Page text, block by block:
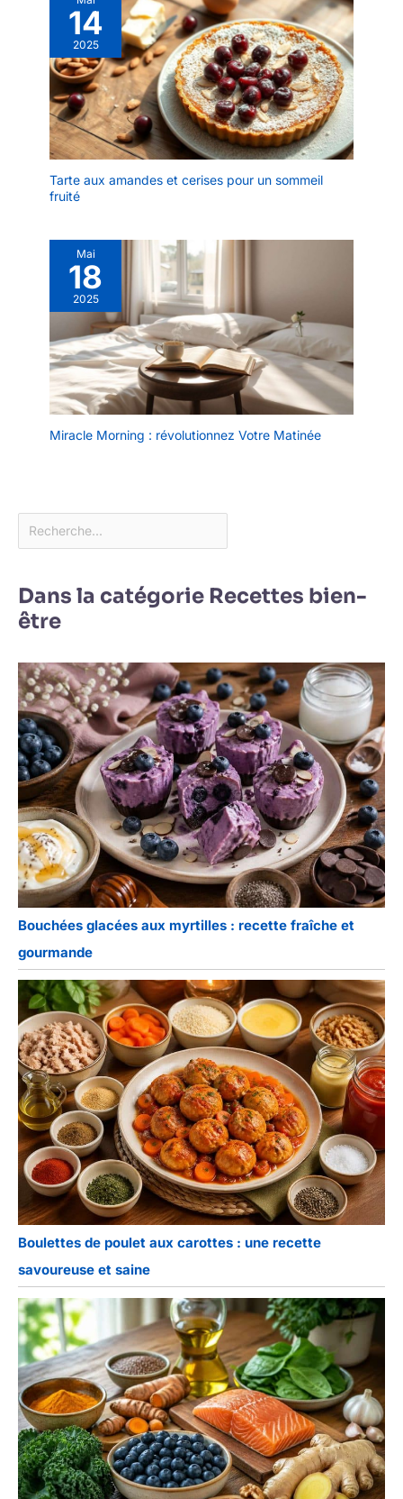
complètement sûres
pour préparer et
présenter les aliments.
FACILE À NETTOYER -
Le bambou est
naturellement non
poreux et n'absorbe ni
les liquides ni les odeurs.
Il est facile à nettoyer en
le rinçant à l'eau tiède
14
2025
Tarte aux amandes et cerises pour un sommeil
fruité
Mai
18
2025
Miracle Morning : révolutionnez Votre Matinée
Dans la catégorie Recettes bien-
être
Bouchées glacées aux myrtilles : recette fraîche et
gourmande
Boulettes de poulet aux carottes : une recette
savoureuse et saine